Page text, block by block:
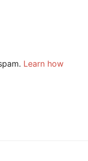
Learn how